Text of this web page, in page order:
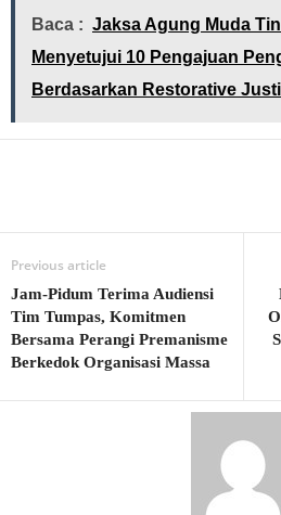
Baca : Jaksa Agung Muda
Menyetujui 10 Pengajuan
Berdasarkan Restorative
Previous article
Jam-Pidum Terima Audiensi
Tim Tumpas, Komitmen
Bersama Perangi Premanisme
Berkedok Organisasi Massa